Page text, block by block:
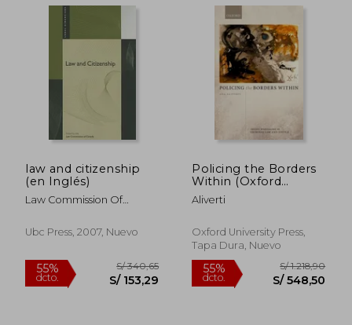
55%
dcto. S/ 124,29
55%
dcto.
law and citizenship
(en Inglés)
Law Commission Of
Ubc Press, 2007, Nuevo
Policing the Borders
Within (Oxford
Monographs on
Criminal law and
Aliverti
Oxford University Press,
Tapa Dura, Nuevo